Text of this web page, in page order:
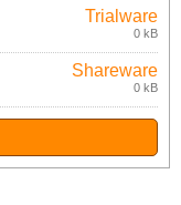
Trialware
0 kB
Shareware
0 kB